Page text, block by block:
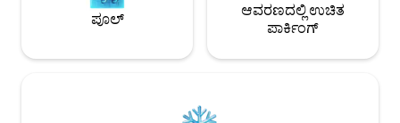
ಪೂಲ್
ಆವರಣದಲ್ಲಿ ಉಚಿತ
ಪಾರ್ಕಿಂಗ್